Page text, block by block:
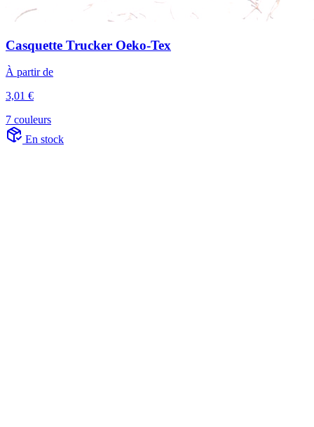
Casquette Trucker Oeko-Tex
À partir de
3,01 €
7 couleurs
En stock